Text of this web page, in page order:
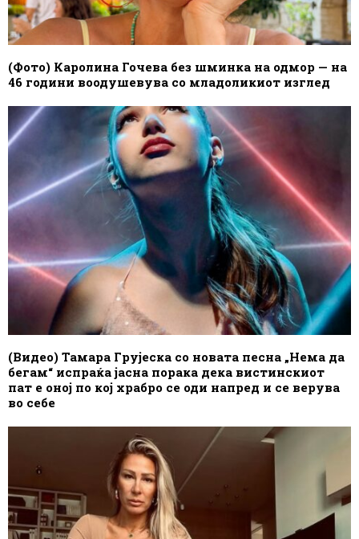
(Фото) Каролина Гочева без шминка на одмор — на
46 години воодушевува со младоликиот изглед
(Видео) Тамара Грујеска со новата песна „Нема да
бегам“ испраќа јасна порака дека вистинскиот
пат е оној по кој храбро се оди напред и се верува
во себе